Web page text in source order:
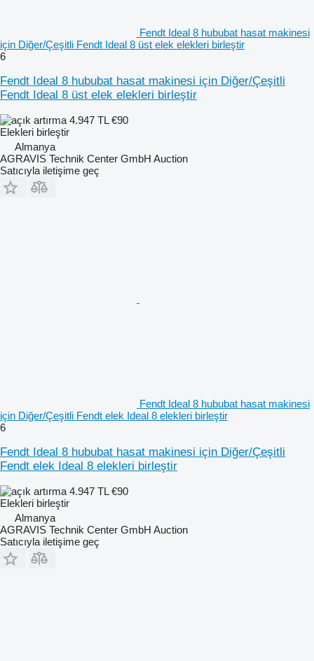
Fendt Ideal 8 hububat hasat makinesi
için Diğer/Çeşitli Fendt Ideal 8 üst elek elekleri birleştir
6
Fendt Ideal 8 hububat hasat makinesi için Diğer/Çeşitli
Fendt Ideal 8 üst elek elekleri birleştir
4.947 TL€90
Elekleri birleştir
Almanya
AGRAVIS Technik Center GmbH Auction
Satıcıyla iletişime geç
Fendt Ideal 8 hububat hasat makinesi
için Diğer/Çeşitli Fendt elek Ideal 8 elekleri birleştir
6
Fendt Ideal 8 hububat hasat makinesi için Diğer/Çeşitli
Fendt elek Ideal 8 elekleri birleştir
4.947 TL€90
Elekleri birleştir
Almanya
AGRAVIS Technik Center GmbH Auction
Satıcıyla iletişime geç